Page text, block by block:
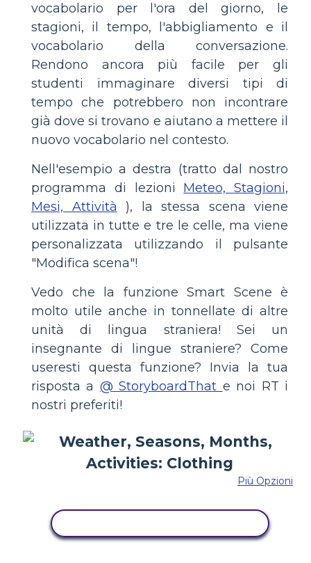
vocabolario per l'ora del giorno, le
stagioni, il tempo, l'abbigliamento e il
vocabolario della conversazione.
Rendono ancora più facile per gli
studenti immaginare diversi tipi di
tempo che potrebbero non incontrare
già dove si trovano e aiutano a mettere il
nuovo vocabolario nel contesto.
Nell'esempio a destra (tratto dal nostro
programma di lezioni Meteo, Stagioni,
Mesi, Attività ), la stessa scena viene
utilizzata in tutte e tre le celle, ma viene
personalizzata utilizzando il pulsante
"Modifica scena"!
Vedo che la funzione Smart Scene è
molto utile anche in tonnellate di altre
unità di lingua straniera! Sei un
insegnante di lingue straniere? Come
useresti questa funzione? Invia la tua
risposta a @ StoryboardThat e noi RT i
nostri preferiti!
Più Opzioni